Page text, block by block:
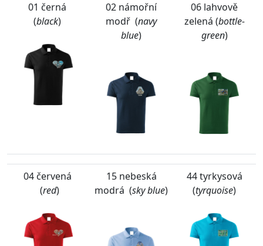
01 černá
(black)
02 námořní
modř (navy
blue)
06 lahvově
zelená (bottle-
green)
04 červená
(red)
15 nebeská
modrá (sky blue)
44 tyrkysová
(tyrquoise)